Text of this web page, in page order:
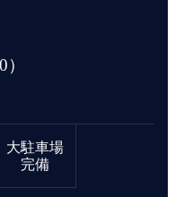
大駐車場
完備